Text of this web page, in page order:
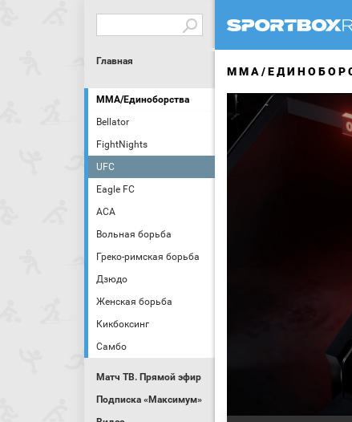
Главная
MMA/Единоборства
Bellator
FightNights
UFC
Eagle FC
АСА
Вольная борьба
Греко-римская борьба
Дзюдо
Женская борьба
Кикбоксинг
Самбо
Матч ТВ. Прямой эфир
Подписка «Максимум»
MMA/